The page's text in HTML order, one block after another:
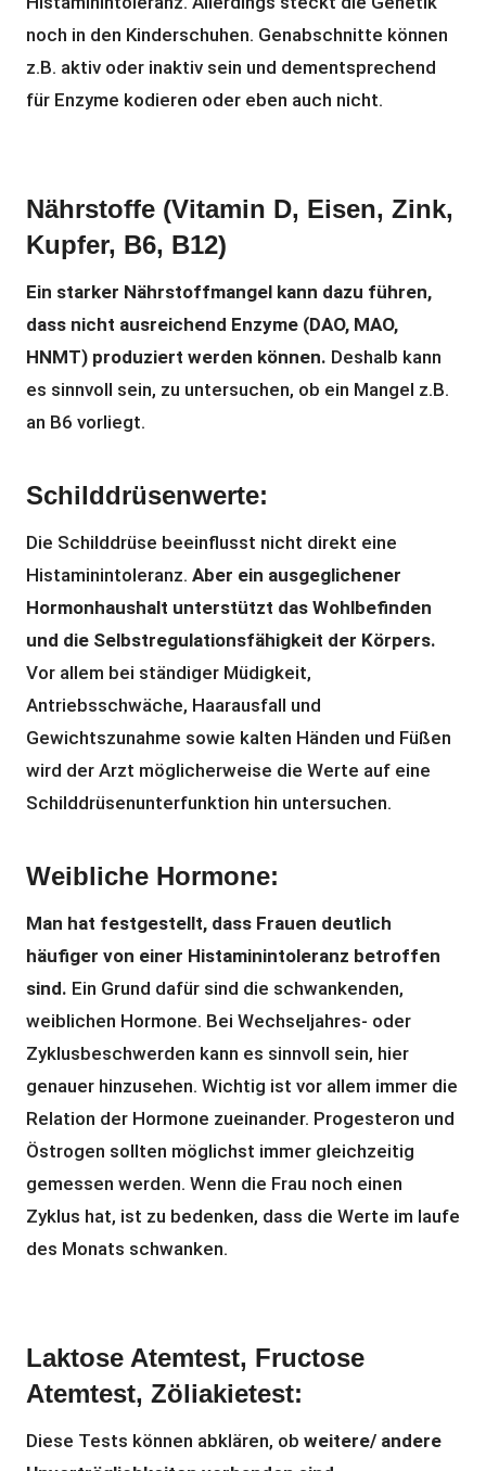
noch in den Kinderschuhen. Genabschnitte können
z.B. aktiv oder inaktiv sein und dementsprechend
für Enzyme kodieren oder eben auch nicht.
Nährstoffe (Vitamin D, Eisen, Zink,
Kupfer, B6, B12)
Ein starker Nährstoffmangel kann dazu führen,
dass nicht ausreichend Enzyme (DAO, MAO,
HNMT) produziert werden können. Deshalb kann
es sinnvoll sein, zu untersuchen, ob ein Mangel z.B.
an B6 vorliegt.
Schilddrüsenwerte:
Die Schilddrüse beeinflusst nicht direkt eine
Histaminintoleranz. Aber ein ausgeglichener
Hormonhaushalt unterstützt das Wohlbefinden
und die Selbstregulationsfähigkeit der Körpers.
Vor allem bei ständiger Müdigkeit,
Antriebsschwäche, Haarausfall und
Gewichtszunahme sowie kalten Händen und Füßen
wird der Arzt möglicherweise die Werte auf eine
Schilddrüsenunterfunktion hin untersuchen.
Weibliche Hormone:
Man hat festgestellt, dass Frauen deutlich
häufiger von einer Histaminintoleranz betroffen
sind. Ein Grund dafür sind die schwankenden,
weiblichen Hormone. Bei Wechseljahres- oder
Zyklusbeschwerden kann es sinnvoll sein, hier
genauer hinzusehen. Wichtig ist vor allem immer die
Relation der Hormone zueinander. Progesteron und
Östrogen sollten möglichst immer gleichzeitig
gemessen werden. Wenn die Frau noch einen
Zyklus hat, ist zu bedenken, dass die Werte im laufe
des Monats schwanken.
Laktose Atemtest, Fructose
Atemtest, Zöliakietest:
Diese Tests können abklären, ob weitere/ andere